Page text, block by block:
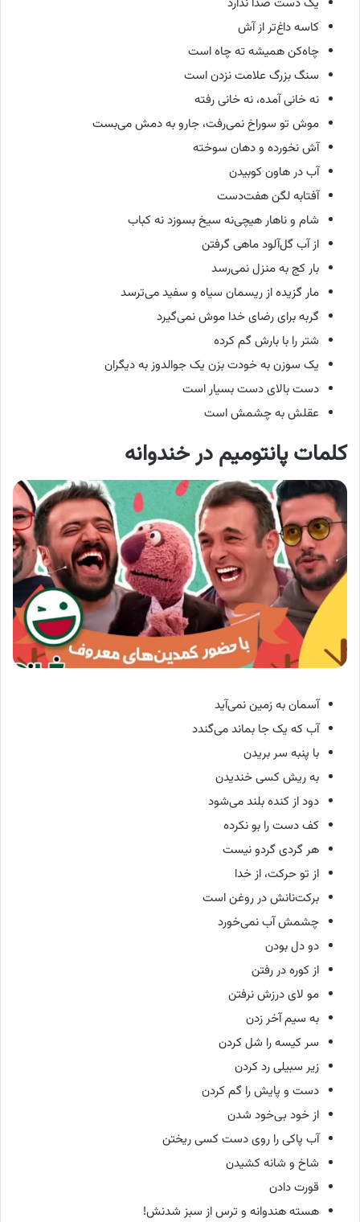
کاسه داغ‌تر از آش
چاه‌کن همیشه ته چاه است
سنگ بزرگ علامت نزدن است
نه خانی آمده، نه خانی رفته
موش تو سوراخ نمی‌رفت، جارو به دمش می‌بست
آش نخورده و دهان سوخته
آب در هاون کوبیدن
آفتابه لگن هفت‌دست
شام و ناهار هیچینه سیخ بسوزد نه کباب
از آب گل‌آلود ماهی گرفتن
بار کج به منزل نمی‌رسد
مار گزیده از ریسمان سیاه و سفید می‌ترسد
گربه برای رضای خدا موش نمی‌گیرد
شتر را با بارش گم کرده
یک سوزن به خودت بزن یک جوالدوز به دیگران
دست بالای دست بسیار است
عقلش به چشمش است
کلمات پانتومیم در خندوانه
آسمان به زمین نمی‌آید
آب که یک جا بماند می‌گندد
با پنبه سر بریدن
به ریش کسی خندیدن
دود از کنده بلند می‌شود
کف دست را بو نکرده
هر گردی گردو نیست
از تو حرکت، از خدا
برکتنانش در روغن است
چشمش آب نمی‌خورد
دو دل بودن
از کوره در رفتن
مو لای درزش نرفتن
به سیم آخر زدن
سر کیسه را شل کردن
زیر سبیلی رد کردن
دست و پایش را گم کردن
از خود بی‌خود شدن
آب پاکی را روی دست کسی ریختن
شاخ و شانه کشیدن
قورت دادن
هسته هندوانه و ترس از سبز شدنش!